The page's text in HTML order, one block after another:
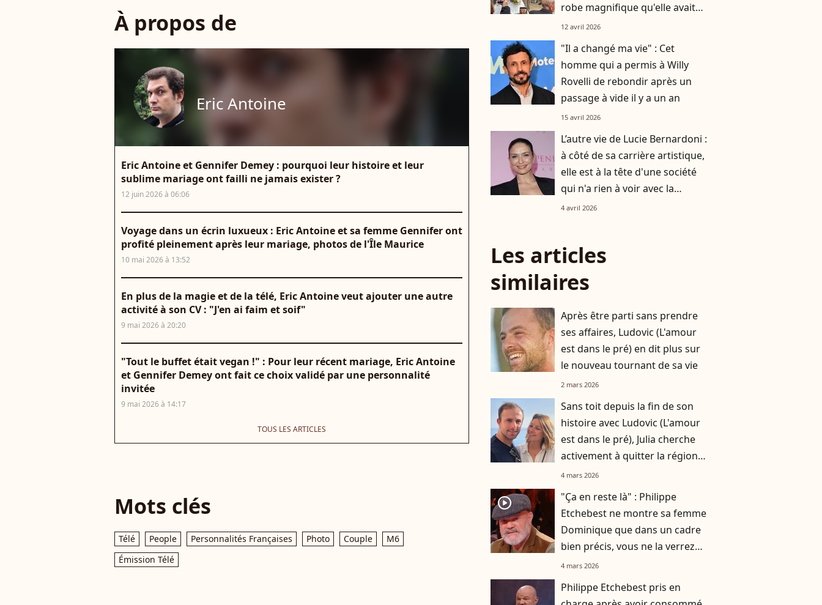
À propos de
Eric Antoine
Eric Antoine et Gennifer Demey : pourquoi leur histoire et leur
sublime mariage ont failli ne jamais exister ?
12 juin 2026 à 06:06
Voyage dans un écrin luxueux : Eric Antoine et sa femme Gennifer ont
profité pleinement après leur mariage, photos de l'Île Maurice
10 mai 2026 à 13:52
En plus de la magie et de la télé, Eric Antoine veut ajouter une autre
activité à son CV : "J'en ai faim et soif"
9 mai 2026 à 20:20
"Tout le buffet était vegan !" : Pour leur récent mariage, Eric Antoine
et Gennifer Demey ont fait ce choix validé par une personnalité
invitée
9 mai 2026 à 14:17
TOUS LES ARTICLES
Mots clés
Télé People Personnalités Françaises Photo Couple
M6
Émission Télé
robe magnifique qu'elle avait
pour leur union en Provence
12 avril 2026
"Il a changé ma vie" : Cet
homme qui a permis à Willy
Rovelli de rebondir après un
passage à vide il y a un an
15 avril 2026
L’autre vie de Lucie Bernardoni :
à côté de sa carrière artistique,
elle est à la tête d'une société
qui n'a rien à voir avec la
musique
4 avril 2026
Les articles
similaires
Après être parti sans prendre
ses affaires, Ludovic (L'amour
est dans le pré) en dit plus sur
le nouveau tournant de sa vie
2 mars 2026
Sans toit depuis la fin de son
histoire avec Ludovic (L'amour
est dans le pré), Julia cherche
activement à quitter la région
de l'agriculteur
4 mars 2026
player2
"Ça en reste là" : Philippe
Etchebest ne montre sa femme
Dominique que dans un cadre
bien précis, vous ne la verrez
pas en dehors de ça
4 mars 2026
Philippe Etchebest pris en